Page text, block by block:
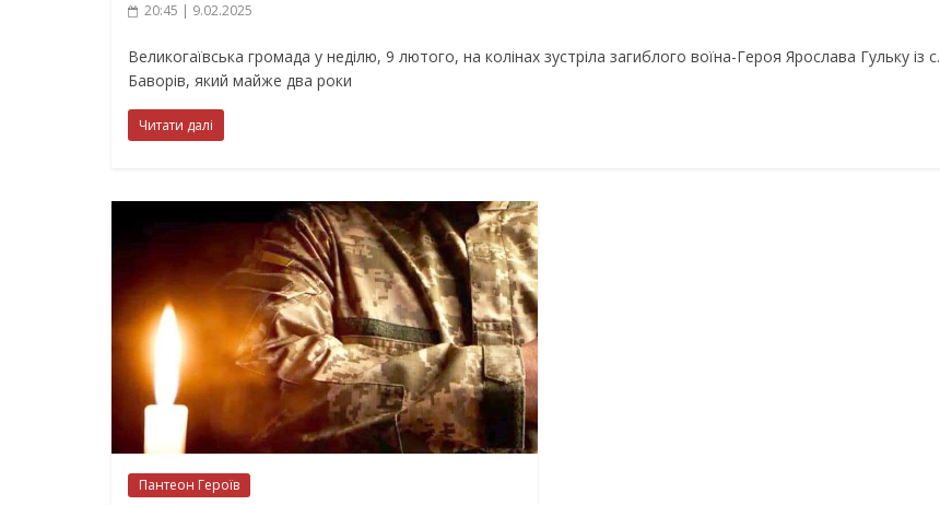
20:45 | 9.02.2025
Великогаївська громада у неділю, 9 лютого, на колінах зустріла загиблого воїна-Героя Ярослава Гульку із с.
Баворів, який майже два роки
Читати далі
Пантеон Героїв